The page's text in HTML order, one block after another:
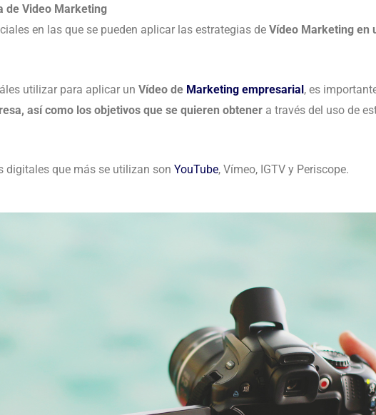
de Video Marketing
en las que se pueden aplicar las estrategias deVídeo Marketing en
utilizar para aplicar unVídeo de Marketing empresarial, es
así como los objetivos que se quieren obtener a través del uso de
digitales que más se utilizan sonYouTube, Vímeo, IGTV y Periscope.